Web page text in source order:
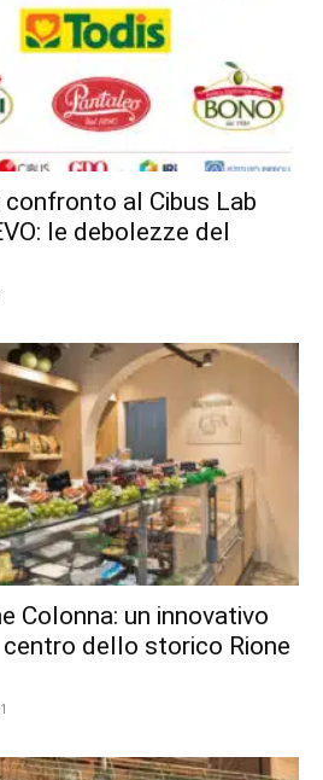
confronto al Cibus Lab
le debolezze del
Colonna: un innovativo
dello storico Rione